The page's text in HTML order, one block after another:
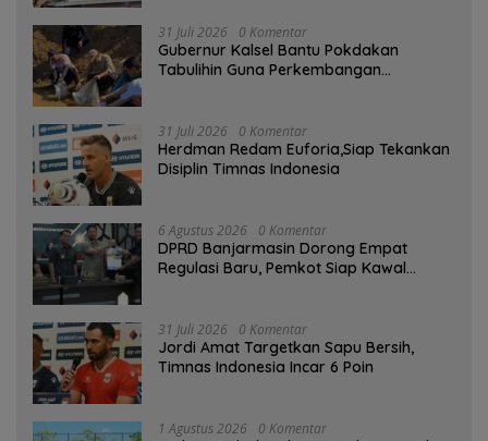
31 Juli 2026 0 Komentar
Gubernur Kalsel Bantu Pokdakan
Tabulihin Guna Perkembangan
31 Juli 2026 0 Komentar
Herdman Redam Euforia,Siap Tekankan
Disiplin Timnas Indonesia
6 Agustus 2026 0 Komentar
DPRD Banjarmasin Dorong Empat
Regulasi Baru, Pemkot Siap Kawal
31 Juli 2026 0 Komentar
Jordi Amat Targetkan Sapu Bersih,
Timnas Indonesia Incar 6 Poin
1 Agustus 2026 0 Komentar